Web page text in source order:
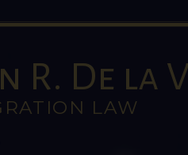
R. De la
LAW